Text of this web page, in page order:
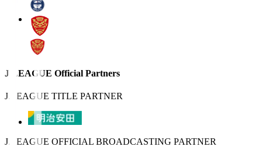
J.LEAGUE Official Partners
J.LEAGUE TITLE PARTNER
J.LEAGUE OFFICIAL BROADCASTING PARTNER